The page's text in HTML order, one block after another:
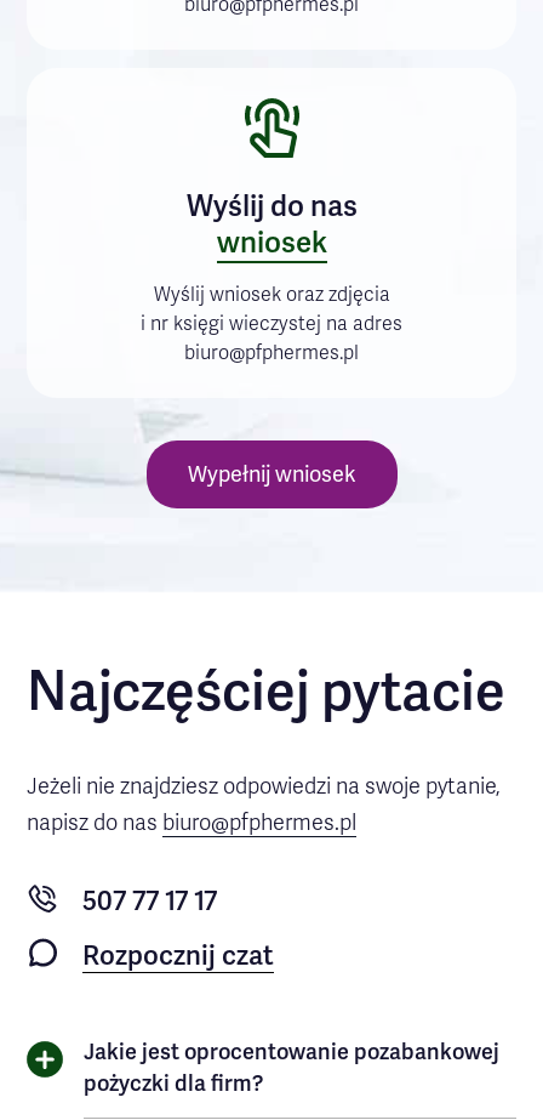
biuro@pfphermes.pl
Wyślij do nas
wniosek
Wyślij wniosek oraz zdjęcia
i nr księgi wieczystej na adres
biuro@pfphermes.pl
Wypełnij wniosek
Najczęściej pytacie
Jeżeli nie znajdziesz odpowiedzi na swoje pytanie,
napisz do nas biuro@pfphermes.pl
507 77 17 17
Rozpocznij czat
Jakie jest oprocentowanie pozabankowej
pożyczki dla firm?